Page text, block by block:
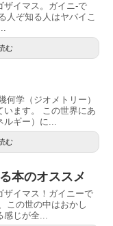
ザイマス。ガイニ-で
人ぞ知る人はヤバイこ
む
何学（ジオメトリー）
います。 この世界にあ
ルギー）に...
む
本のオススメ
ザイマス！ガイニーで
この世の中はおかし
感じが全...